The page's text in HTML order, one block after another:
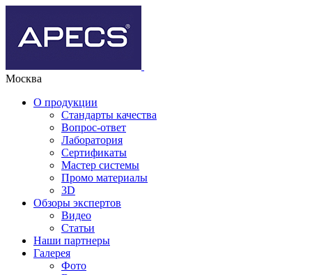
Москва
О продукции
Стандарты качества
Вопрос-ответ
Лаборатория
Сертификаты
Мастер системы
Промо материалы
3D
Обзоры экспертов
Видео
Статьи
Наши партнеры
Галерея
Фото